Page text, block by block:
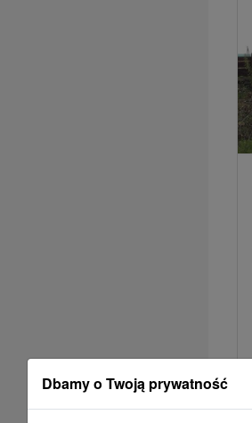
Dbamy o Twoją prywatność